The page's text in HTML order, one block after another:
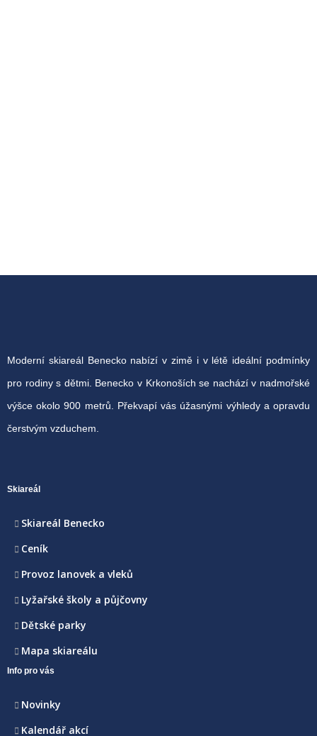
Moderní skiareál Benecko nabízí v zimě i v létě ideální podmínky
pro rodiny s dětmi. Benecko v Krkonoších se nachází v nadmořské
výšce okolo 900 metrů. Překvapí vás úžasnými výhledy a opravdu
čerstvým vzduchem.
Skiareál
Skiareál Benecko
Ceník
Provoz lanovek a vleků
Lyžařské školy a půjčovny
Dětské parky
Mapa skiareálu
Info pro vás
Novinky
Kalendář akcí